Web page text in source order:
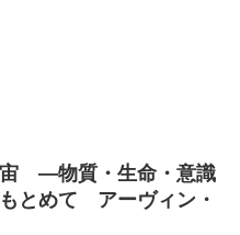
―物質・生命・意識
とめて アーヴィン・